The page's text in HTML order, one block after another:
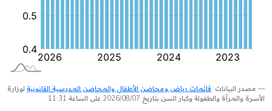
مصدر البيانات: قائمات رياض ومحاضن الأطفال والمحاضن المدرسية القانونية لوزارة
الأسرة والمرأة والطفولة وكبار السن بتاريخ 2026/08/07 على الساعة 11:31